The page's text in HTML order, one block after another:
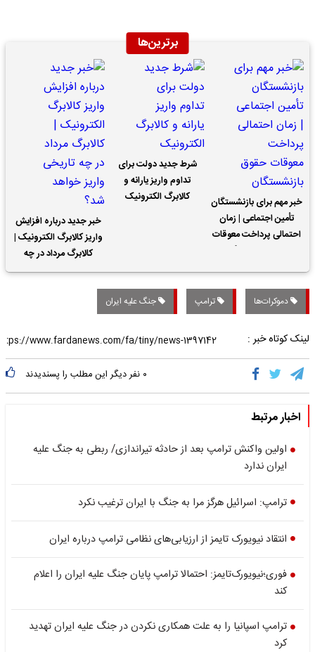
برترین‌ها
خبر مهم برای بازنشستگان
تأمین اجتماعی | زمان
احتمالی پرداخت معوقات
شرط جدید دولت برای
تداوم واریز یارانه و
کالابرگ الکترونیک
خبر جدید درباره افزایش
واریز کالابرگ الکترونیک |
کالابرگ مرداد در چه
تاریخی واریز خواهد شد؟
دموکرات‌ها ترامپ جنگ علیه ایران
لینک کوتاه خبر :
۰ نفر دیگر این مطلب را پسندیدند
اخبار مرتبط
اولین واکنش ترامپ بعد از حادثه تیراندازی/ ربطی به جنگ علیه
ایران ندارد
ترامپ: اسرائیل هرگز مرا به جنگ با ایران ترغیب نکرد
انتقاد نیویورک تایمز از ارزیابی‌های نظامی ترامپ درباره ایران
فوری؛نیویورک‌تایمز: احتمالا ترامپ پایان جنگ علیه ایران را اعلام
کند
ترامپ اسپانیا را به علت همکاری نکردن در جنگ علیه ایران تهدید
کرد